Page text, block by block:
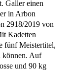
Galler einen
in Arbon
2918/2019 von
Kadetten
fünf Meistertitel,
können. Auf
und 90 kg